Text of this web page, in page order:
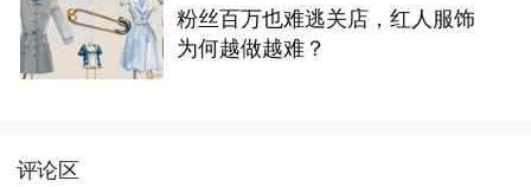
粉丝百万也难逃关店，红人服饰
为何越做越难？
评论区